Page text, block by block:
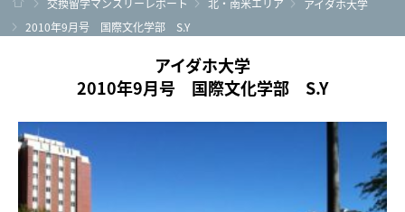
アイダホ大学
2010年9月号 国際文化学部 S.Y
アイダホ大学
2010年9月号 国際文化学部 S.Y